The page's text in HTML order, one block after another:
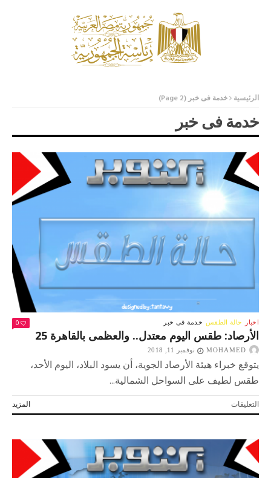
الرئيسية خدمة فى خبر(Page 2)
خدمة فى خبر
اخبار حالة الطقس خدمة فى خبر 0
الأرصاد: طقس اليوم معتدل.. والعظمى بالقاهرة 25
MOHAMED نوفمبر 11, 2018
يتوقع خبراء هيئة الأرصاد الجوية، أن يسود البلاد، اليوم الأحد،
طقس لطيف على السواحل الشمالية...
المزيد التعليقاتعلى
الأرصاد:
اليوم
معتدل..
والعظمى
بالقاهرة